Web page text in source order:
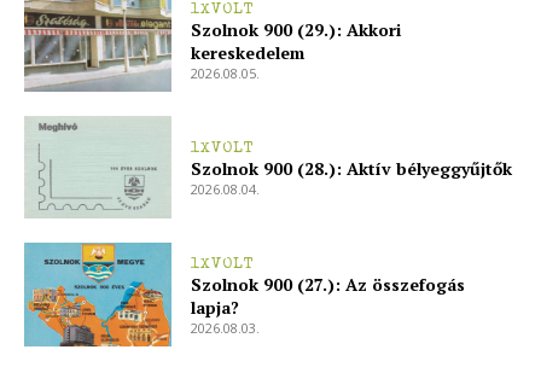
1XVOLT
Szolnok 900 (29.): Akkori
kereskedelem
2026.08.05.
1XVOLT
Szolnok 900 (28.): Aktív bélyeggyűjtők
2026.08.04.
1XVOLT
Szolnok 900 (27.): Az összefogás
lapja?
2026.08.03.